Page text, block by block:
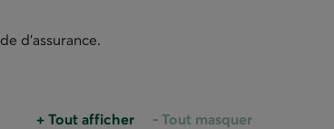
d’assurance.
+ Tout afficher
- Tout masquer